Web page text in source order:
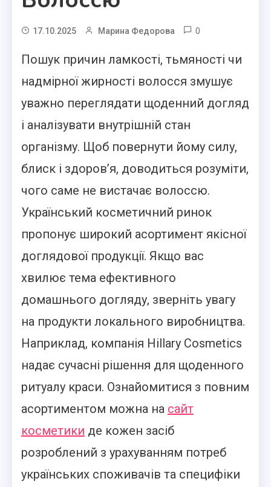
17.10.2025 Марина Федорова 0
Пошук причин ламкості, тьмяності чи
надмірної жирності волосся змушує
уважно переглядати щоденний догляд
і аналізувати внутрішній стан
організму. Щоб повернути йому силу,
блиск і здоров’я, доводиться розуміти,
чого саме не вистачає волоссю.
Український косметичний ринок
пропонує широкий асортимент якісної
доглядової продукції. Якщо вас
хвилює тема ефективного
домашнього догляду, зверніть увагу
на продукти локального виробництва.
Наприклад, компанія Hillary Cosmetics
надає сучасні рішення для щоденного
ритуалу краси. Ознайомитися з повним
асортиментом можна на сайт
косметики де кожен засіб
розроблений з урахуванням потреб
українських споживачів та специфіки